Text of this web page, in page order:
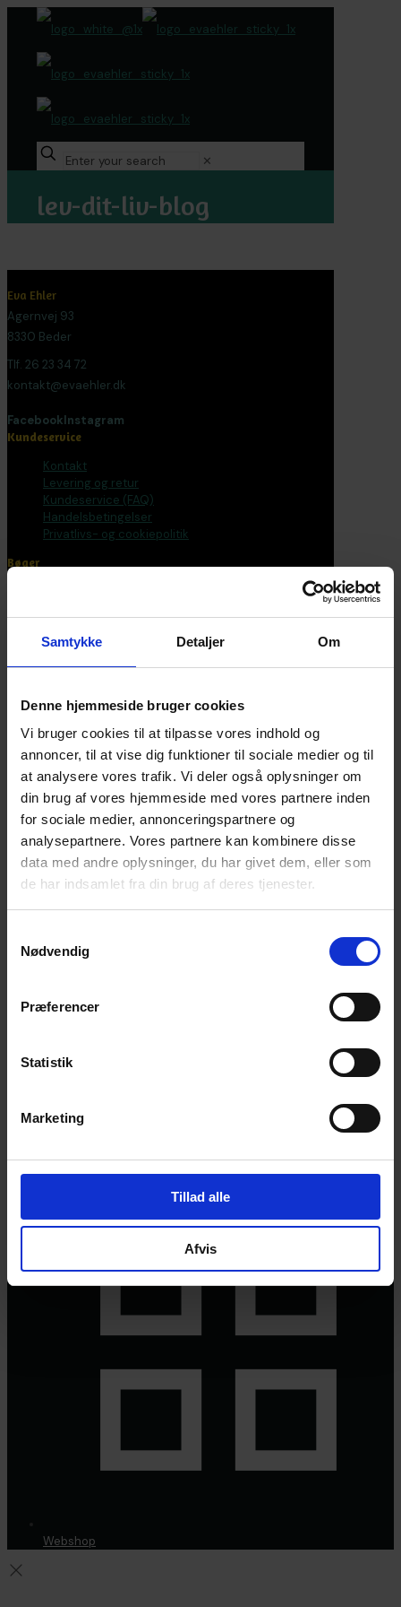
Samtykke Detaljer Om
Denne hjemmeside bruger cookies
Vi bruger cookies til at tilpasse vores indhold og
annoncer, til at vise dig funktioner til sociale medier og til
at analysere vores trafik. Vi deler også oplysninger om
din brug af vores hjemmeside med vores partnere inden
for sociale medier, annonceringspartnere og
analysepartnere. Vores partnere kan kombinere disse
data med andre oplysninger, du har givet dem, eller som
de har indsamlet fra din brug af deres tjenester.
Nødvendig
Præferencer
Statistik
Marketing
Tillad alle
Afvis
✕
lev-dit-liv-blog
Eva Ehler
Agernvej 93
8330 Beder
Tlf. 26 23 34 72
kontakt@evaehler.dk
FacebookInstagram
Kundeservice
Kontakt
Levering og retur
Kundeservice (FAQ)
Handelsbetingelser
Privatlivs- og cookiepolitik
Bøger
Malebøger
Fantasirejser
Nyhedsbrev
Bliv en del af universet
Få magiske nyheder om bøger, malebøger og
inspiration direkte i din indbakke.
Webshop